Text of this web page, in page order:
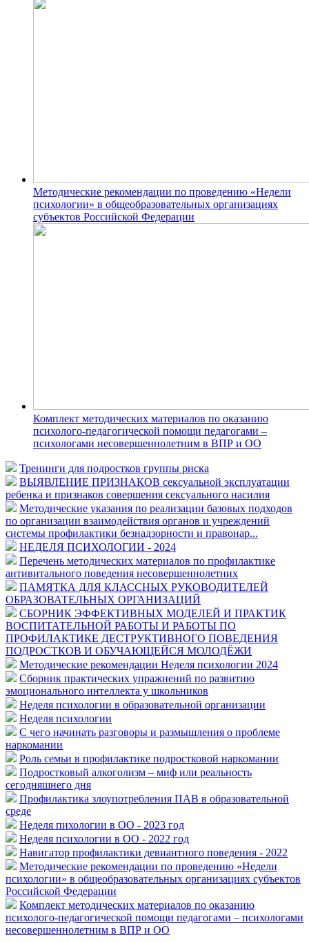
Методические рекомендации по проведению «Недели
психологии» в общеобразовательных организациях
субъектов Российской Федерации
Комплект методических материалов по оказанию
психолого-педагогической помощи педагогами –
психологами несовершеннолетним в ВПР и ОО
Тренинги для подростков группы риска
ВЫЯВЛЕНИЕ ПРИЗНАКОВ сексуальной эксплуатации
ребенка и признаков совершения сексуального насилия
Методические указания по реализации базовых подходов
по организации взаимодействия органов и учреждений
системы профилактики безнадзорности и правонар...
НЕДЕЛЯ ПСИХОЛОГИИ - 2024
Перечень методических материалов по профилактике
антивитального поведения несовершеннолетних
ПАМЯТКА ДЛЯ КЛАССНЫХ РУКОВОДИТЕЛЕЙ
ОБРАЗОВАТЕЛЬНЫХ ОРГАНИЗАЦИЙ
СБОРНИК ЭФФЕКТИВНЫХ МОДЕЛЕЙ И ПРАКТИК
ВОСПИТАТЕЛЬНОЙ РАБОТЫ И РАБОТЫ ПО
ПРОФИЛАКТИКЕ ДЕСТРУКТИВНОГО ПОВЕДЕНИЯ
ПОДРОСТКОВ И ОБУЧАЮЩЕЙСЯ МОЛОДЁЖИ
Методические рекомендации Неделя психологии 2024
Сборник практических упражнений по развитию
эмоционального интеллекта у школьников
Неделя психологии в образовательной организации
Неделя психологии
С чего начинать разговоры и размышления о проблеме
наркомании
Роль семьи в профилактике подростковой наркомании
Подростковый алкоголизм – миф или реальность
сегодняшнего дня
Профилактика злоупотребления ПАВ в образовательной
среде
Неделя пихологии в ОО - 2023 год
Неделя психологии в ОО - 2022 год
Навигатор профилактики девиантного поведения - 2022
Методические рекомендации по проведению «Недели
психологии» в общеобразовательных организациях субъектов
Российской Федерации
Комплект методических материалов по оказанию
психолого-педагогической помощи педагогами – психологами
несовершеннолетним в ВПР и ОО